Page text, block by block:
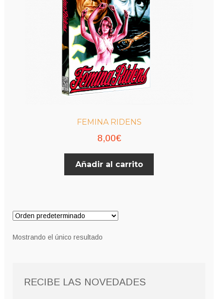
FEMINA RIDENS
8,00€
Añadir al carrito
Mostrando el único resultado
RECIBE LAS NOVEDADES